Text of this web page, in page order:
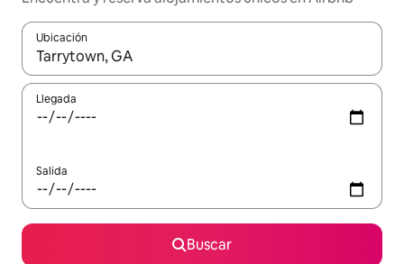
Ubicación
Cuando los resultados estén disponibles, navega con las
Llegada
Salida
Buscar